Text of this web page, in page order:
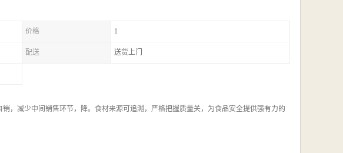
价格 1
配送 送货上门
，减少中间销售环节，降。食材来源可追溯，严格把握质量关，为食品安全提供强有力的